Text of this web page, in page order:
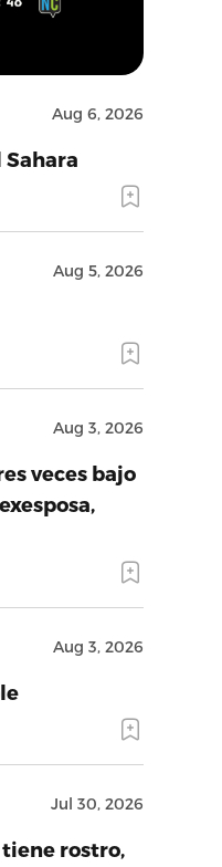
Aug 6, 2026
Sahara
Aug 5, 2026
Aug 3, 2026
veces bajo
Aug 3, 2026
Jul 30, 2026
rostro,